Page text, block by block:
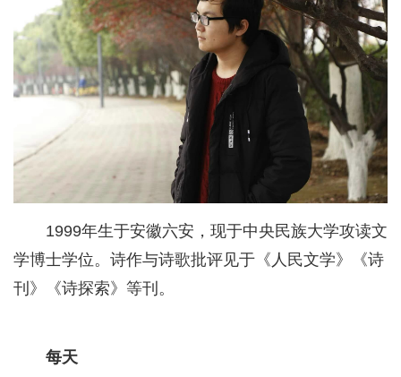
1999年生于安徽六安，现于中央民族大学攻读文
学博士学位。诗作与诗歌批评见于《人民文学》《诗
刊》《诗探索》等刊。
每天